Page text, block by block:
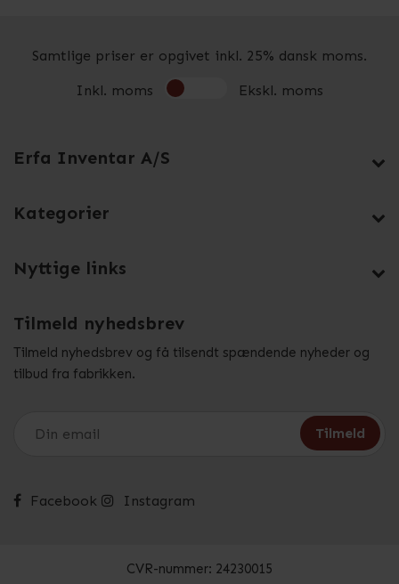
Samtlige priser er opgivet inkl. 25% dansk moms.
Inkl. moms Ekskl. moms
Erfa Inventar A/S
Kategorier
Nyttige links
Tilmeld nyhedsbrev
Tilmeld nyhedsbrev og få tilsendt spændende nyheder og
tilbud fra fabrikken.
Facebook Instagram
CVR-nummer: 24230015